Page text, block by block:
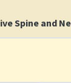
Spine and